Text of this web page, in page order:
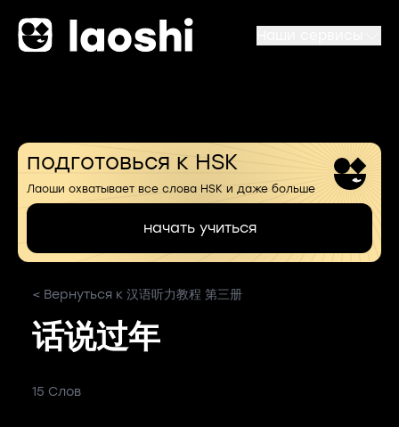
подготовься к HSK
Лаоши охватывает все слова HSK и даже больше
начать учиться
< Вернуться к 汉语听力教程 第三册
话说过年
15 Слов